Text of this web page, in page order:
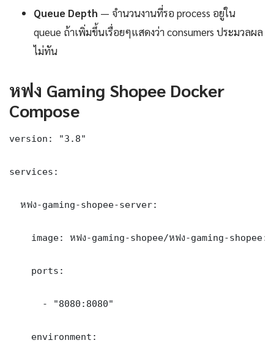
Queue Depth — จำนวนงานที่รอ process อยู่ใน
queue ถ้าเพิ่มขึ้นเรื่อยๆแสดงว่า consumers ประมวลผล
ไม่ทัน
หฟง Gaming Shopee Docker
Compose
version: "3.8"
services:
  หฟง-gaming-shopee-server:
image: หฟง-gaming-shopee/หฟง-gaming-
    ports:
      - "8080:8080"
    environment: